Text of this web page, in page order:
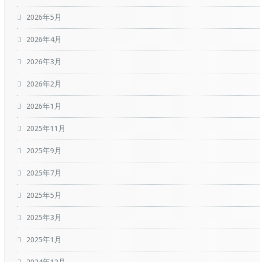
2026年5月
2026年4月
2026年3月
2026年2月
2026年1月
2025年11月
2025年9月
2025年7月
2025年5月
2025年3月
2025年1月